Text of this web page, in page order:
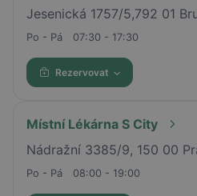
Jesenická 1757/5,792 01
Po - Pá 07:30 - 17:30
Rezervovat
Místní Lékárna S City
Nádražní 3385/9, 150 00
Po - Pá 08:00 - 19:00